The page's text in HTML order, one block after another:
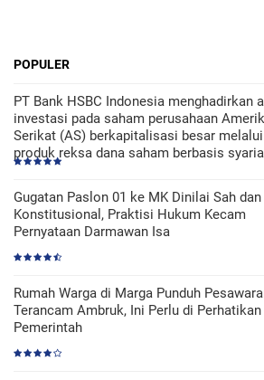
POPULER
PT Bank HSBC Indonesia menghadirkan
investasi pada saham perusahaan
Serikat (AS) berkapitalisasi besar melalui
produk reksa dana saham berbasis
Gugatan Paslon 01 ke MK Dinilai Sah dan
Konstitusional, Praktisi Hukum Kecam
Pernyataan Darmawan Isa
Rumah Warga di Marga Punduh
Terancam Ambruk, Ini Perlu di Perhatikan
Pemerintah